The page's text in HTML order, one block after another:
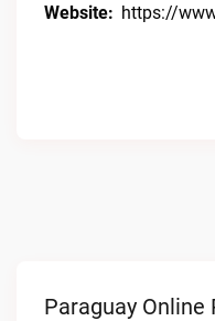
Website: https://
Paraguay Online